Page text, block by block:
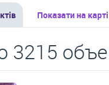
Показати на карті
3215